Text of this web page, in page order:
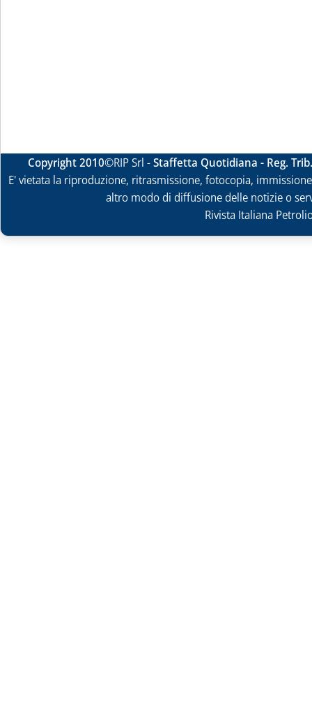
Copyright 2010©RIP Srl -Staffetta Quotidiana - Reg.
E' vietata la riproduzione, ritrasmissione, fotocopia,
altro modo di diffusione delle notizie o
Rivista Italiana